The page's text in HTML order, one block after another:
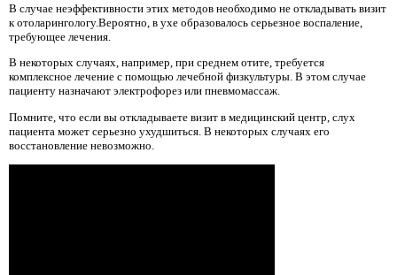
В случае неэффективности этих методов необходимо не откладывать визит
к отоларингологу.Вероятно, в ухе образовалось серьезное воспаление,
требующее лечения.
В некоторых случаях, например, при среднем отите, требуется
комплексное лечение с помощью лечебной физкультуры. В этом случае
пациенту назначают электрофорез или пневмомассаж.
Помните, что если вы откладываете визит в медицинский центр, слух
пациента может серьезно ухудшиться. В некоторых случаях его
восстановление невозможно.